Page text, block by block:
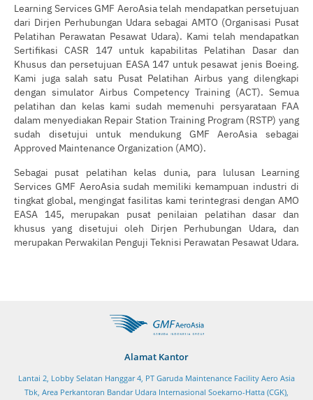
Learning Services GMF AeroAsia telah mendapatkan persetujuan
dari Dirjen Perhubungan Udara sebagai AMTO (Organisasi Pusat
Pelatihan Perawatan Pesawat Udara). Kami telah mendapatkan
Sertifikasi CASR 147 untuk kapabilitas Pelatihan Dasar dan
Khusus dan persetujuan EASA 147 untuk pesawat jenis Boeing.
Kami juga salah satu Pusat Pelatihan Airbus yang dilengkapi
dengan simulator Airbus Competency Training (ACT). Semua
pelatihan dan kelas kami sudah memenuhi persyarataan FAA
dalam menyediakan Repair Station Training Program (RSTP) yang
sudah disetujui untuk mendukung GMF AeroAsia sebagai
Approved Maintenance Organization (AMO).
Sebagai pusat pelatihan kelas dunia, para lulusan Learning
Services GMF AeroAsia sudah memiliki kemampuan industri di
tingkat global, mengingat fasilitas kami terintegrasi dengan AMO
EASA 145, merupakan pusat penilaian pelatihan dasar dan
khusus yang disetujui oleh Dirjen Perhubungan Udara, dan
merupakan Perwakilan Penguji Teknisi Perawatan Pesawat Udara.
Alamat Kantor
Lantai 2, Lobby Selatan Hanggar 4, PT Garuda Maintenance Facility Aero Asia
Tbk, Area Perkantoran Bandar Udara Internasional Soekarno-Hatta (CGK),